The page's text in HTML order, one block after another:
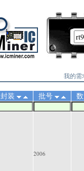
我的需
封装 批号
2006